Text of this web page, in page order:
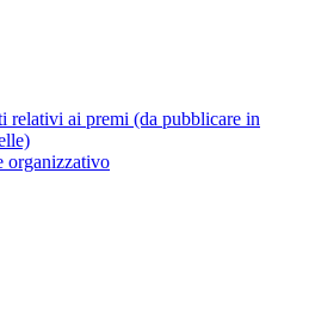
relativi ai premi (da pubblicare in
organizzativo